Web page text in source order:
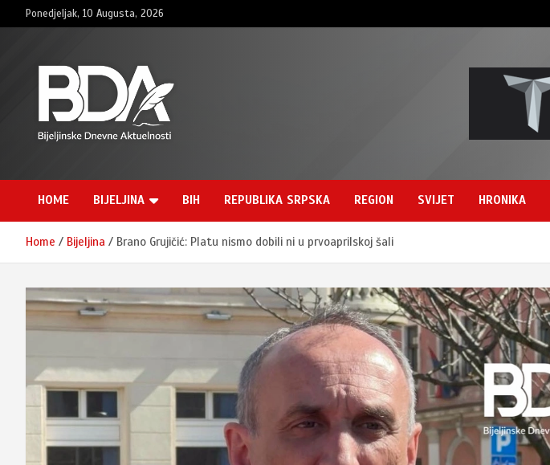
to
Ponedjeljak, 10 Augusta, 2026
BNDAN.com
HOME BIJELJINA BIH REPUBLIKA SRPSKA REGION SVIJET HRONIKA
Home Bijeljina Brano Grujičić: Platu nismo dobili ni u prvoaprilskoj šali